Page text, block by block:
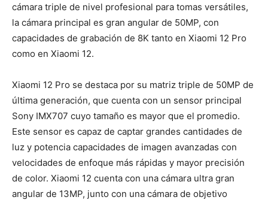
cámara triple de nivel profesional para tomas versátiles,
la cámara principal es gran angular de 50MP, con
capacidades de grabación de 8K tanto en Xiaomi 12 Pro
como en Xiaomi 12.
Xiaomi 12 Pro se destaca por su matriz triple de 50MP de
última generación, que cuenta con un sensor principal
Sony IMX707 cuyo tamaño es mayor que el promedio.
Este sensor es capaz de captar grandes cantidades de
luz y potencia capacidades de imagen avanzadas con
velocidades de enfoque más rápidas y mayor precisión
de color. Xiaomi 12 cuenta con una cámara ultra gran
angular de 13MP, junto con una cámara de objetivo